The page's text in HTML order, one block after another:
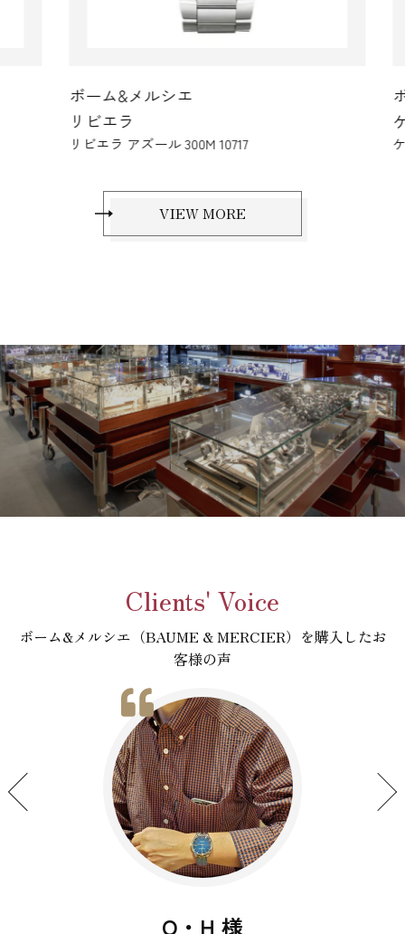
ボーム&メルシエ
リビエラ
リビエラ アズール 300M 10717 ケ
VIEW MORE
Clients' Voice
ボーム&メルシエ（BAUME & MERCIER）を購入したお
客様の声
H 様